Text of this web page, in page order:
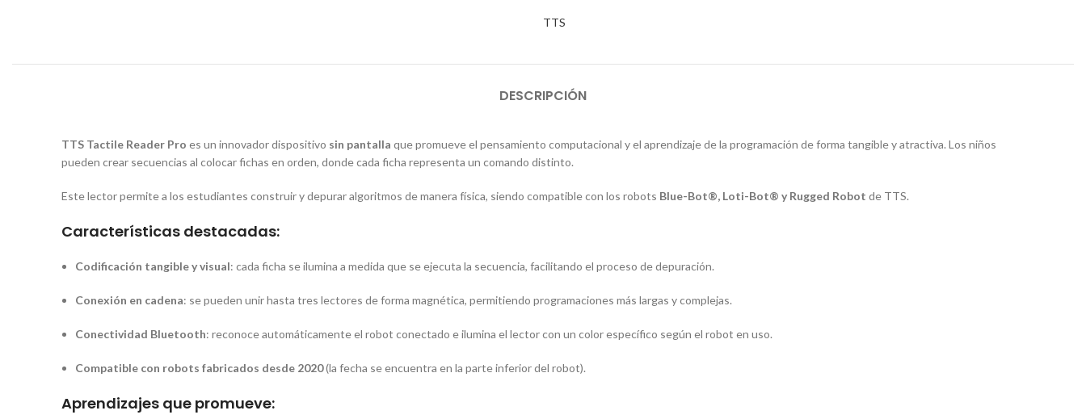
TTS
DESCRIPCIÓN
TTS Tactile Reader Pro es un innovador dispositivo sin pantalla que promueve el pensamiento computacional y el aprendizaje de la programación de forma tangible y atractiva. Los niños
pueden crear secuencias al colocar fichas en orden, donde cada ficha representa un comando distinto.
Este lector permite a los estudiantes construir y depurar algoritmos de manera física, siendo compatible con los robots Blue-Bot®, Loti-Bot® y Rugged Robot de TTS.
Características destacadas:
Codificación tangible y visual: cada ficha se ilumina a medida que se ejecuta la secuencia, facilitando el proceso de depuración.
Conexión en cadena: se pueden unir hasta tres lectores de forma magnética, permitiendo programaciones más largas y complejas.
Conectividad Bluetooth: reconoce automáticamente el robot conectado e ilumina el lector con un color específico según el robot en uso.
Compatible con robots fabricados desde 2020(la fecha se encuentra en la parte inferior del robot).
Aprendizajes que promueve: